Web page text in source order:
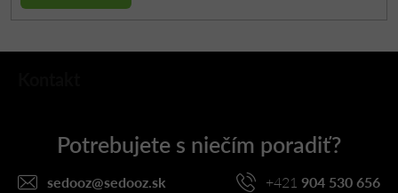
Z
sedooz@sedooz.sk +421 904 530 656